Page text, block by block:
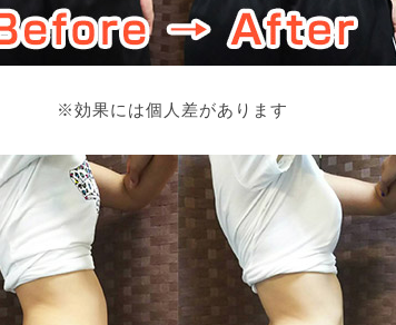
※効果には個人差があります